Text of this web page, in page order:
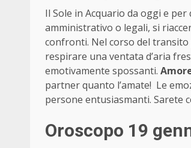
Il Sole in Acquario da oggi e
amministrativo o legali, si
confronti. Nel corso del
respirare una ventata d’aria
emotivamente spossanti.
partner quanto l’amate! Le
persone entusiasmanti. Sarete
Oroscopo 19